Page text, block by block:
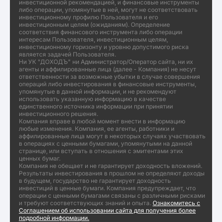
инвестиционной рекомендацией, и финансовые инструменты
либо операции, упомянутые в ней, могут не соответствовать
инвестиционному профилю Пользователя и его
инвестиционным целям (ожиданиям). Определение
соответствия финансового инструмента либо операции
интересам Пользователя, инвестиционным целям,
инвестиционному горизонту и уровню допустимого риска
является задачей Пользователя.
Ни УК "ДОХОДЪ" ни Администратор/Оператор сайта, ни их
агенты и аффилированные лица (далее - Компания) не несут
ответственности за возможные убытки в случае совершения
операций либо инвестирования в финансовые инструменты,
упомянутые в данной информации, и не рекомендуют
использовать указанную информацию в качестве
единственного источника информации при принятии
инвестиционного решения.
Компания вправе в любой момент внести в информацию
любые изменения. Компания, ее агенты, работники и
аффилированные лица могут в некоторых случаях участвовать
в операциях с ценными бумагами, упомянутыми на данной
странице, или вступать в отношения с эмитентами этих
ценных бумаг.
Компания не обещает и не гарантирует доходность вложений.
Результаты инвестирования в прошлом не определяют доходы
в будущем, государство не гарантирует доходность
инвестиций в ценные бумаги. Компания предупреждает, что
операции с ценными бумагами связаны с различными рисками
и требуют соответствующих знаний и опыта. Ознакомитесь с
Соглашением об использовании сайта для получения более
подробной информации.